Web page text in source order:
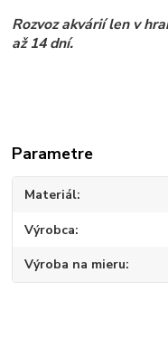
Rozvoz akvárií len v
až 14 dní.
Parametre
Materiál
Výrobca
Výroba na mieru